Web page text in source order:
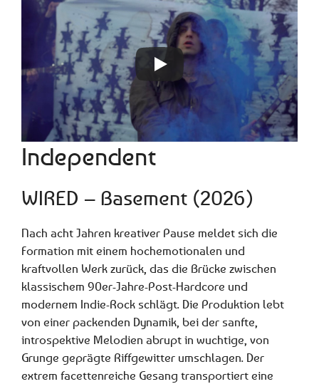
Independent
WIRED – Basement (2026)
Nach acht Jahren kreativer Pause meldet sich die
Formation mit einem hochemotionalen und
kraftvollen Werk zurück, das die Brücke zwischen
klassischem 90er-Jahre-Post-Hardcore und
modernem Indie-Rock schlägt. Die Produktion lebt
von einer packenden Dynamik, bei der sanfte,
introspektive Melodien abrupt in wuchtige, von
Grunge geprägte Riffgewitter umschlagen. Der
extrem facettenreiche Gesang transportiert eine